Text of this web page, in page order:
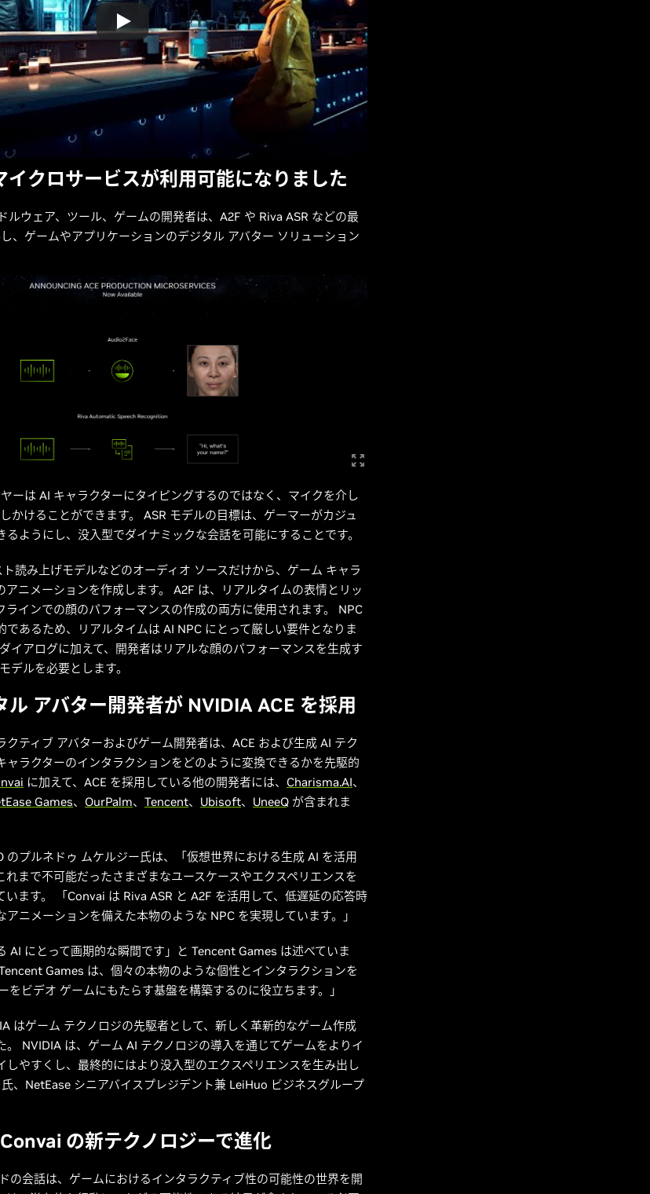
イクロサービスが利用可能になりました
ルウェア、ツール、ゲームの開発者は、A2F や Riva ASR などの最
、ゲームやアプリケーションのデジタル アバター ソリューション
ーは AI キャラクターにタイピングするのではなく、マイクを介し
かけることができます。 ASR モデルの目標は、ゲーマーがカジュ
るようにし、没入型でダイナミックな会話を可能にすることです。
読み上げモデルなどのオーディオ ソースだけから、ゲーム キャラ
アニメーションを作成します。 A2F は、リアルタイムの表情とリッ
ラインでの顔のパフォーマンスの作成の両方に使用されます。 NPC
であるため、リアルタイムは AI NPC にとって厳しい要件となりま
イアログに加えて、開発者はリアルな顔のパフォーマンスを生成す
デルを必要とします。
ル アバター開発者が NVIDIA ACE を採用
クティブ アバターおよびゲーム開発者は、ACE および生成 AI テク
ャラクターのインタラクションをどのように変換できるかを先駆的
に加えて、ACE を採用している他の開発者には、 Charisma.AI、
Games、 OurPalm、 Tencent、 Ubisoft、 UneeQ が含まれま
のプルネドゥ ムケルジー氏は、「仮想世界における生成 AI を活用
れまで不可能だったさまざまなユースケースやエクスペリエンスを
います。 「Convai は Riva ASR と A2F を活用して、低遅延の応答時
ニメーションを備えた本物のような NPC を実現しています。」
AI にとって画期的な瞬間です」と Tencent Games は述べていま
Games は、個々の本物のような個性とインタラクションを
をビデオ ゲームにもたらす基盤を構築するのに役立ちます。」
はゲーム テクノロジの先駆者として、新しく革新的なゲーム作成
。 NVIDIA は、ゲーム AI テクノロジの導入を通じてゲームをよりイ
しやすくし、最終的にはより没入型のエクスペリエンスを生み出し
、NetEase シニアバイスプレジデント兼 LeiHuo ビジネスグループ
の新テクノロジーで進化
の会話は、ゲームにおけるインタラクティブ性の可能性の世界を開